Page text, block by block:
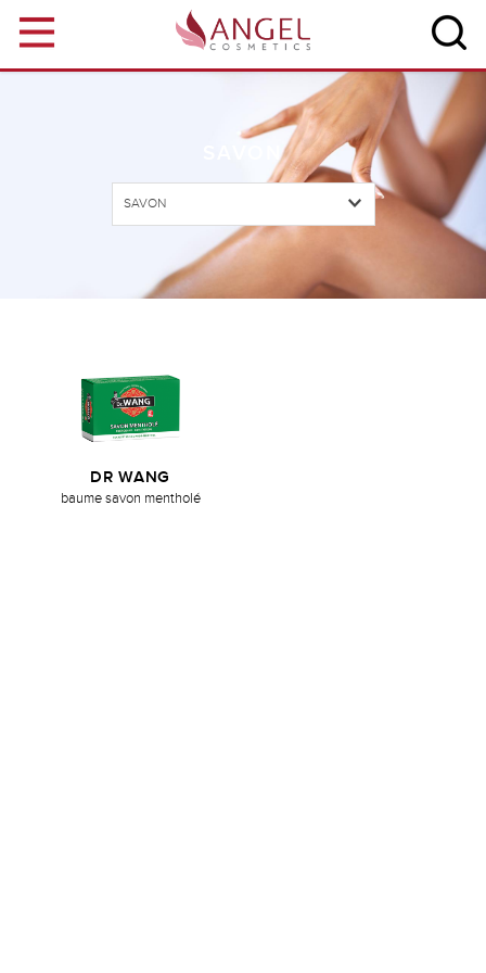
SAVON
SAVON
DR WANG
baume savon mentholé